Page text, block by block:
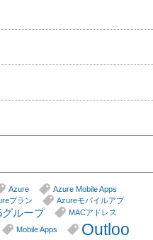
Azure
Azure Mobile Apps
プラン
Azureモバイルアプ
グループ
MACアドレス
Mobile Apps
Outloo